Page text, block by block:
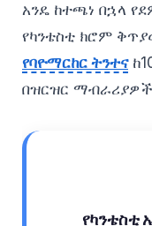
አንዴ ከተጫነ በኋላ
የካንቴስቲ ክሮም
የባዮማርከር ትንተና
በዝርዝር
የካንቴስቲ
ไทย
Українська
O‘zbekcha
Català
Қазақ тілі